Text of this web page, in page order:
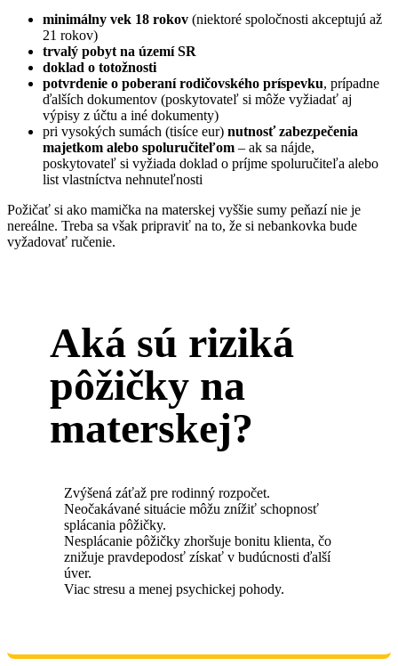
minimálny vek 18 rokov (niektoré spoločnosti akceptujú až
21 rokov)
trvalý pobyt na území SR
doklad o totožnosti
potvrdenie o poberaní rodičovského príspevku, prípadne
ďalších dokumentov (poskytovateľ si môže vyžiadať aj
výpisy z účtu a iné dokumenty)
pri vysokých sumách (tisíce eur) nutnosť zabezpečenia
majetkom alebo spoluručiteľom – ak sa nájde,
poskytovateľ si vyžiada doklad o príjme spoluručiteľa alebo
list vlastníctva nehnuteľnosti
Požičať si ako mamička na materskej vyššie sumy peňazí nie je
nereálne. Treba sa však pripraviť na to, že si nebankovka bude
vyžadovať ručenie.
Aká sú riziká
pôžičky na
materskej?
Zvýšená záťaž pre rodinný rozpočet.
Neočakávané situácie môžu znížiť schopnosť
splácania pôžičky.
Nesplácanie pôžičky zhoršuje bonitu klienta, čo
znižuje pravdepodosť získať v budúcnosti ďalší
úver.
Viac stresu a menej psychickej pohody.